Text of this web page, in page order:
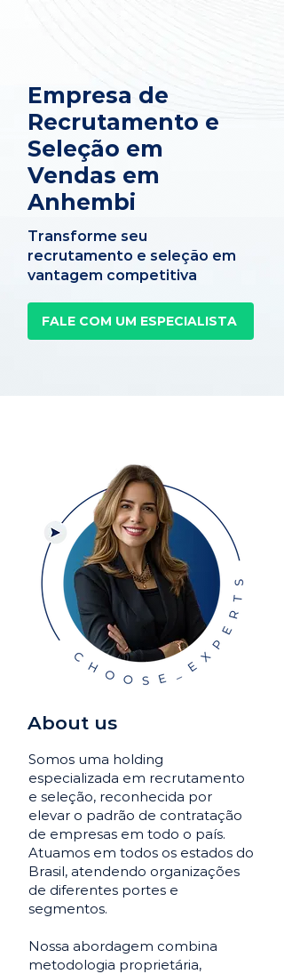
Empresa de
Recrutamento e
Seleção em
Vendas em
Anhembi
Transforme seu
recrutamento e seleção em
vantagem competitiva
FALE COM UM ESPECIALISTA
About us
Somos uma holding
especializada em recrutamento
e seleção, reconhecida por
elevar o padrão de contratação
de empresas em todo o país.
Atuamos em todos os estados do
Brasil, atendendo organizações
de diferentes portes e
segmentos.
Nossa abordagem combina
metodologia proprietária,